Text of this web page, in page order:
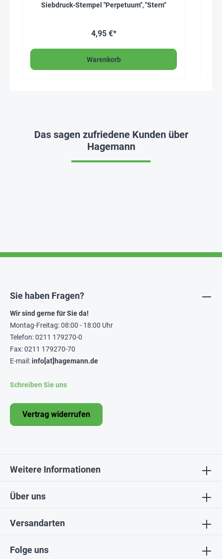
Siebdruck-Stempel "Perpetuum", "Stern"
4,95 €*
Warenkorb
Das sagen zufriedene Kunden über
Hagemann
Folge uns
Über uns
Sie haben Fragen?
Wir sind gerne für Sie da!
Montag-Freitag: 08:00 - 18:00 Uhr
Telefon: 0211 179270-0
Fax: 0211 179270-70
E-mail:info[at]hagemann.de
Schreiben Sie uns
Vertrag widerrufen
Weitere Informationen
Versandarten